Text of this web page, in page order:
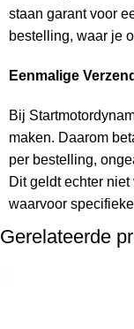
staan garant voor
bestelling, waar je
Eenmalige
Bij
maken. Daarom
per bestelling,
Dit geldt echter niet
waarvoor
Gerelateerde